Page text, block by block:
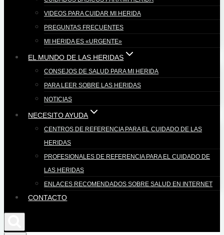
VIDEOS PARA CUIDAR MI HERIDA
PREGUNTAS FRECUENTES
MI HERIDA ES «URGENTE»
EL MUNDO DE LAS HERIDAS
CONSEJOS DE SALUD PARA MI HERIDA
PARA LEER SOBRE LAS HERIDAS
NOTICIAS
NECESITO AYUDA
CENTROS DE REFERENCIA PARA EL CUIDADO DE LAS
HERIDAS
PROFESIONALES DE REFERENCIA PARA EL CUIDADO DE
LAS HERIDAS
ENLACES RECOMENDADOS SOBRE SALUD EN INTERNET
CONTACTO